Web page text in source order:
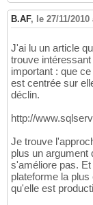
B.AF, le 27/11/
J'ai lu un article
trouve
important : que
est centrée sur
déclin.
http://
Je trouve
plus un argument
s'améliore pas.
plateforme la
qu'elle est